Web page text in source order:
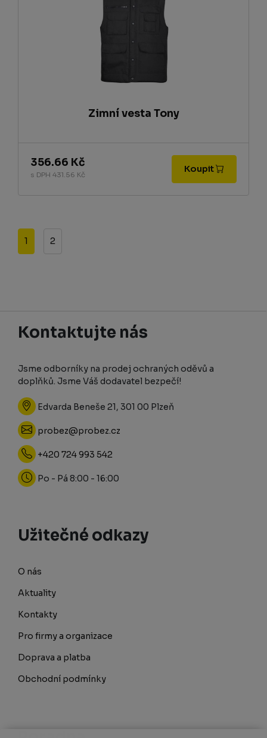
Zimní vesta Tony
356.66 Kč
s DPH 431.56 Kč
Koupit
1 2
Kontaktujte nás
Jsme odborníky na prodej ochraných oděvů a
doplňků. Jsme Váš dodavatel bezpečí!
Edvarda Beneše 21, 301 00 Plzeň
probez@probez.cz
+420 724 993 542
Po - Pá 8:00 - 16:00
Užitečné odkazy
O nás
Aktuality
Kontakty
Pro firmy a organizace
Doprava a platba
Obchodní podmínky